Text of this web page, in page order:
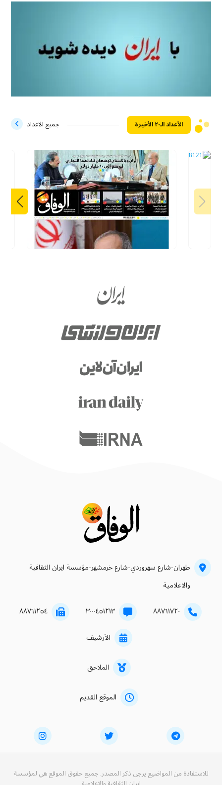
الأعداد الـ۲۰ الأخيرة جميع الاعداد
طهران-شارع سهروردي-شارع خرمشهر-مؤسسة ايران الثقافية
والاعلامية
۸۸۷٦۱۷۲۰ ۳۰۰۰٤٥۱۲۱۳ ۸۸۷٦۱۲٥٤
الأرشيف
الملاحق
الموقع القديم
للاستفادة من المواضيع يرجى ذكر المصدر. جميع حقوق الموقع هي لمؤسسة